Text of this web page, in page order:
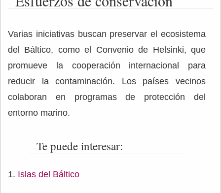
Varias iniciativas buscan preservar el ecosistema
del Báltico, como el Convenio de Helsinki, que
promueve la cooperación internacional para
reducir la contaminación. Los países vecinos
colaboran en programas de protección del
entorno marino.
Te puede interesar:
Islas del Báltico